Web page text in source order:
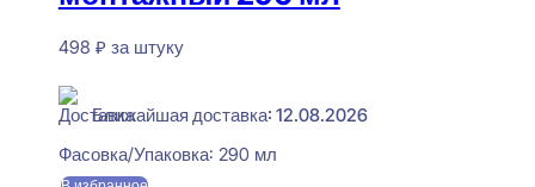
498 ₽ за штуку
Ближайшая доставка: 12.08.2026
Фасовка/Упаковка: 290 мл